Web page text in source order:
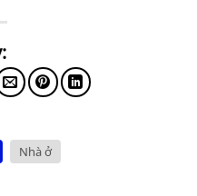
Nhà ở